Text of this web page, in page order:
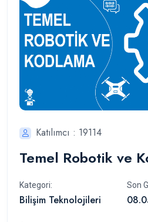
Katılımcı : 19114
Temel Robotik ve
Kategori:
Bilişim Teknolojileri
Son